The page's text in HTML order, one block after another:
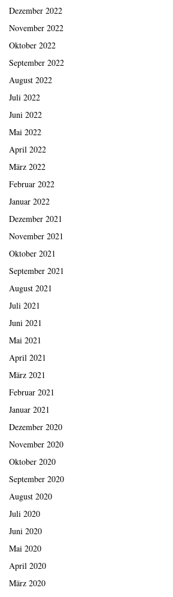
Dezember 2022
November 2022
Oktober 2022
September 2022
August 2022
Juli 2022
Juni 2022
Mai 2022
April 2022
März 2022
Februar 2022
Januar 2022
Dezember 2021
November 2021
Oktober 2021
September 2021
August 2021
Juli 2021
Juni 2021
Mai 2021
April 2021
März 2021
Februar 2021
Januar 2021
Dezember 2020
November 2020
Oktober 2020
September 2020
August 2020
Juli 2020
Juni 2020
Mai 2020
April 2020
März 2020